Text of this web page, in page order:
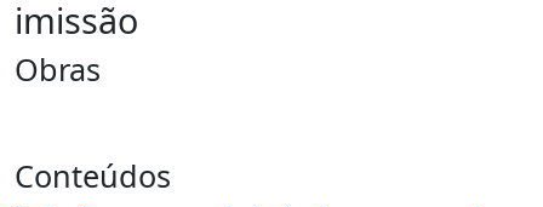
imissão
Obras
Conteúdos